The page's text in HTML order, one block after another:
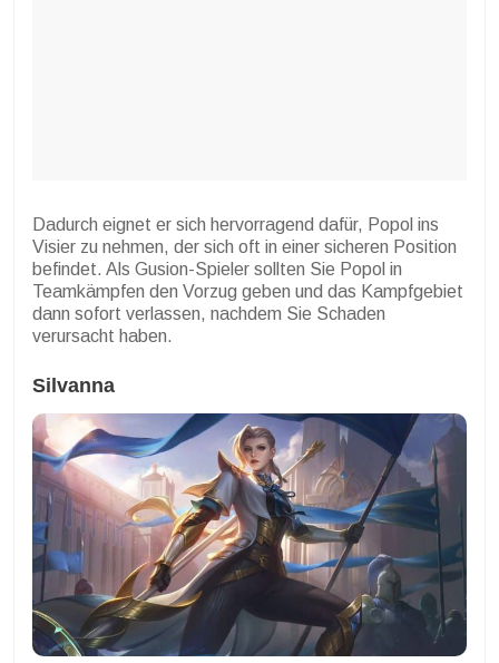
Dadurch eignet er sich hervorragend dafür, Popol ins
Visier zu nehmen, der sich oft in einer sicheren Position
befindet. Als Gusion-Spieler sollten Sie Popol in
Teamkämpfen den Vorzug geben und das Kampfgebiet
dann sofort verlassen, nachdem Sie Schaden
verursacht haben.
Silvanna